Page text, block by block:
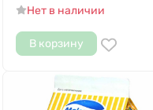
Нет в наличии
В корзину